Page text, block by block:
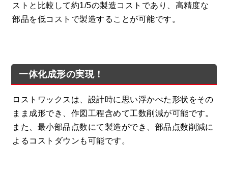
ストと比較して約1/5の製造コストであり、高精度な
部品を低コストで製造することが可能です。
一体化成形の実現！
ロストワックスは、設計時に思い浮かべた形状をその
まま成形でき、作図工程含めて工数削減が可能です。
また、最小部品点数にて製造ができ、部品点数削減に
よるコストダウンも可能です。